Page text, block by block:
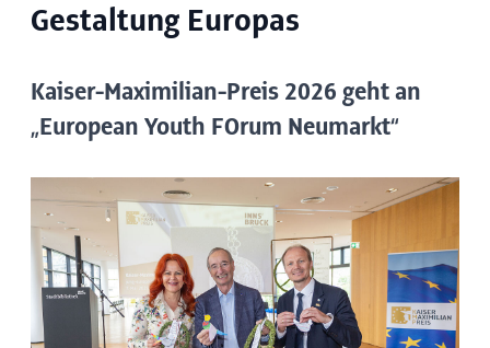
Gestaltung Europas
Kaiser-Maximilian-Preis 2026 geht an
„European Youth FOrum Neumarkt“